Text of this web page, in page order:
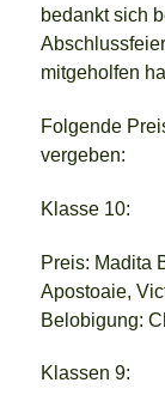
bedankt sich
mitgeholfen
Folgende
vergeben:
Klasse 10:
Preis: Madita
Apostoaie,
Belobigung:
Klassen 9: